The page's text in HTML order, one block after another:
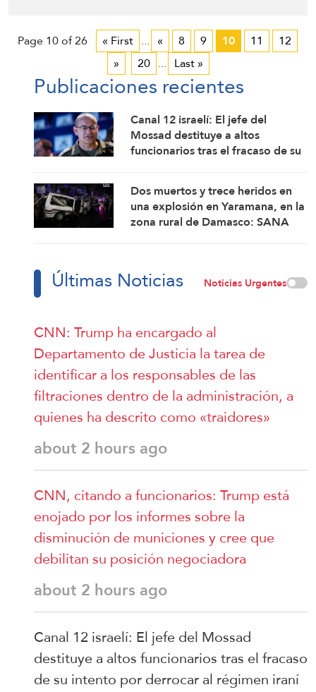
Page 10 of 26 « First ... « 8 9 10 11
12
»
20 ... Last »
Publicaciones recientes
Canal 12 israelí: El jefe del
Mossad destituye a altos
funcionarios tras el fracaso de su
Dos muertos y trece heridos en
una explosión en Yaramana, en la
zona rural de Damasco: SANA
Últimas Noticias Noticias Urgentes
CNN: Trump ha encargado al
Departamento de Justicia la tarea de
identificar a los responsables de las
filtraciones dentro de la administración, a
quienes ha descrito como «traidores»
about 2 hours ago
CNN, citando a funcionarios: Trump está
enojado por los informes sobre la
disminución de municiones y cree que
debilitan su posición negociadora
about 2 hours ago
Canal 12 israelí: El jefe del Mossad
destituye a altos funcionarios tras el fracaso
de su intento por derrocar al régimen iraní